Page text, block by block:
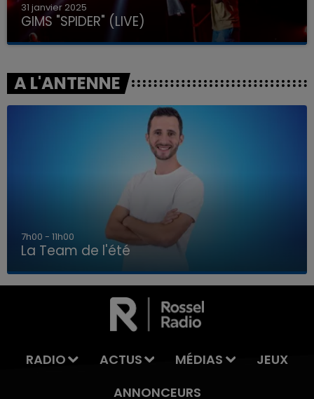
LA TEAM DE L'ÉTÉ
31 janvier 2025
GIMS "SPIDER" (LIVE)
A L'ANTENNE
7h00 - 11h00
La Team de l'été
RADIO ACTUS MÉDIAS
JEUX
ANNONCEURS